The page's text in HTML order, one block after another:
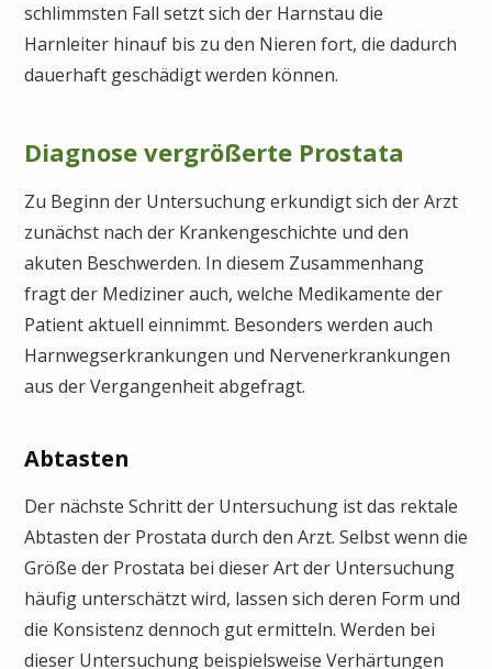
schlimmsten Fall setzt sich der Harnstau die
Harnleiter hinauf bis zu den Nieren fort, die dadurch
dauerhaft geschädigt werden können.
Diagnose vergrößerte Prostata
Zu Beginn der Untersuchung erkundigt sich der Arzt
zunächst nach der Krankengeschichte und den
akuten Beschwerden. In diesem Zusammenhang
fragt der Mediziner auch, welche Medikamente der
Patient aktuell einnimmt. Besonders werden auch
Harnwegserkrankungen und Nervenerkrankungen
aus der Vergangenheit abgefragt.
Abtasten
Der nächste Schritt der Untersuchung ist das rektale
Abtasten der Prostata durch den Arzt. Selbst wenn die
Größe der Prostata bei dieser Art der Untersuchung
häufig unterschätzt wird, lassen sich deren Form und
die Konsistenz dennoch gut ermitteln. Werden bei
dieser Untersuchung beispielsweise Verhärtungen